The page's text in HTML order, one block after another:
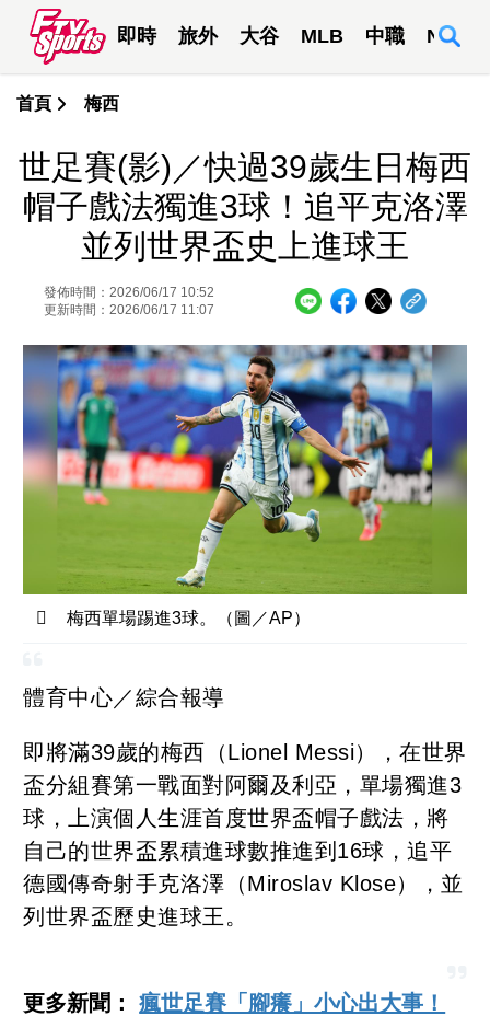
即時 旅外 大谷 MLB 中職 NBA
首頁 梅西
世足賽(影)／快過39歲生日梅西
帽子戲法獨進3球！追平克洛澤
並列世界盃史上進球王
發佈時間：2026/06/17 10:52
更新時間：2026/06/17 11:07
梅西單場踢進3球。（圖／AP）
體育中心／綜合報導
即將滿39歲的梅西（Lionel Messi），在世界
盃分組賽第一戰面對阿爾及利亞，單場獨進3
球，上演個人生涯首度世界盃帽子戲法，將
自己的世界盃累積進球數推進到16球，追平
德國傳奇射手克洛澤（Miroslav Klose），並
列世界盃歷史進球王。
更多新聞：瘋世足賽「腳癢」小心出大事！